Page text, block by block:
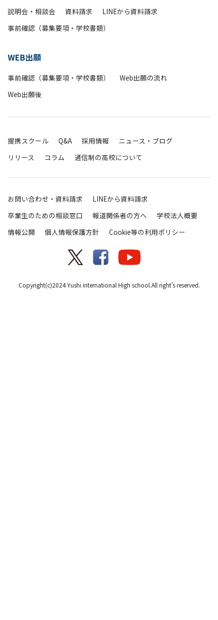
説明会・相談会
資料請求
LINEから資料請求
事前確認（募集要項・学校書類）
WEB出願
事前確認（募集要項・学校書類）
Web出願の流れ
Web出願後
提携スクール Q&A 採用情報
ニュース・ブログ
リリース
コラム 通信制の高校について
お問い合わせ・資料請求
LINEから資料請求
卒業生のための相談窓口
報道関係者の方へ
学校法人概要
情報公開
個人情報保護方針 Cookie等の利用ポリシー
Copyright(c)2024 Yushi international High school.All right’s reserved.